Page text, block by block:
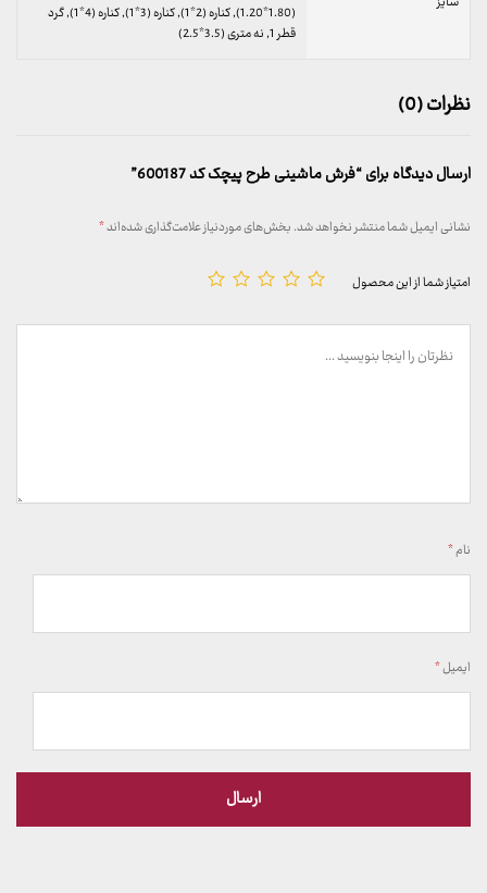
(1.80*1.20), کناره (2*1), کناره (3*1), کناره (4*1), گرد
قطر 1, نه متری (3.5*2.5)
نظرات (0)
ارسال دیدگاه برای “فرش ماشینی طرح پیچک کد 600187”
نشانی ایمیل شما منتشر نخواهد شد.بخش‌های موردنیاز علامت‌گذاری شده‌اند*
امتیاز شما از این محصول
نام*
ایمیل*